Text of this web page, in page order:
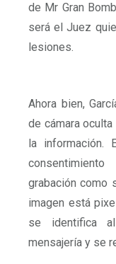
de Mr Gran
será el Juez
lesiones.
Ahora bien,
de cámara
la información.
grabación como
imagen está
se identifica
mensajería y se